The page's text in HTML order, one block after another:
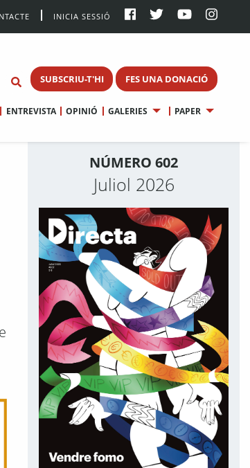
INICIA SESSIÓ
SUBSCRIU-T'HI FES UNA DONACIÓ
ENTREVISTA OPINIÓ GALERIES PAPER
NÚMERO 602
Juliol 2026